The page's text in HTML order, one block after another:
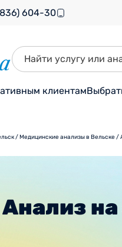
604-30
клиентам
/Медицинские анализы в Вельске /
Анализ